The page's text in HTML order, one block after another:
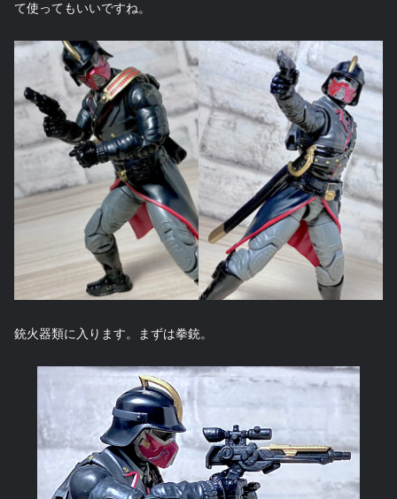
て使ってもいいですね。
銃火器類に入ります。まずは拳銃。